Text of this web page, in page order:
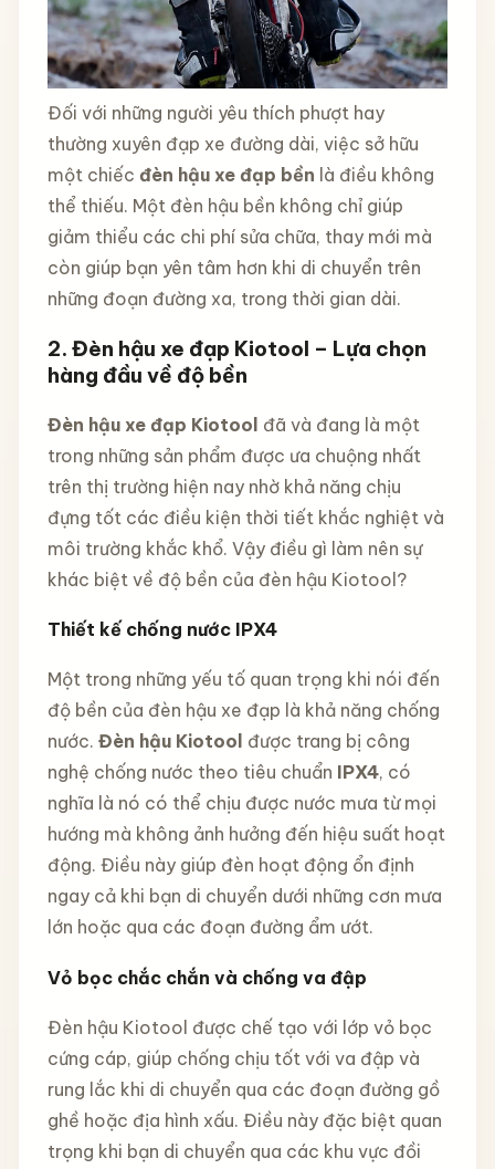
Đối với những người yêu thích phượt hay
thường xuyên đạp xe đường dài, việc sở hữu
một chiếc đèn hậu xe đạp bền là điều không
thể thiếu. Một đèn hậu bền không chỉ giúp
giảm thiểu các chi phí sửa chữa, thay mới mà
còn giúp bạn yên tâm hơn khi di chuyển trên
những đoạn đường xa, trong thời gian dài.
2. Đèn hậu xe đạp Kiotool – Lựa chọn
hàng đầu về độ bền
Đèn hậu xe đạp Kiotool đã và đang là một
trong những sản phẩm được ưa chuộng nhất
trên thị trường hiện nay nhờ khả năng chịu
đựng tốt các điều kiện thời tiết khắc nghiệt và
môi trường khắc khổ. Vậy điều gì làm nên sự
khác biệt về độ bền của đèn hậu Kiotool?
Thiết kế chống nước IPX4
Một trong những yếu tố quan trọng khi nói đến
độ bền của đèn hậu xe đạp là khả năng chống
nước. Đèn hậu Kiotool được trang bị công
nghệ chống nước theo tiêu chuẩn IPX4, có
nghĩa là nó có thể chịu được nước mưa từ mọi
hướng mà không ảnh hưởng đến hiệu suất hoạt
động. Điều này giúp đèn hoạt động ổn định
ngay cả khi bạn di chuyển dưới những cơn mưa
lớn hoặc qua các đoạn đường ẩm ướt.
Vỏ bọc chắc chắn và chống va đập
Đèn hậu Kiotool được chế tạo với lớp vỏ bọc
cứng cáp, giúp chống chịu tốt với va đập và
rung lắc khi di chuyển qua các đoạn đường gồ
ghề hoặc địa hình xấu. Điều này đặc biệt quan
trọng khi bạn di chuyển qua các khu vực đồi